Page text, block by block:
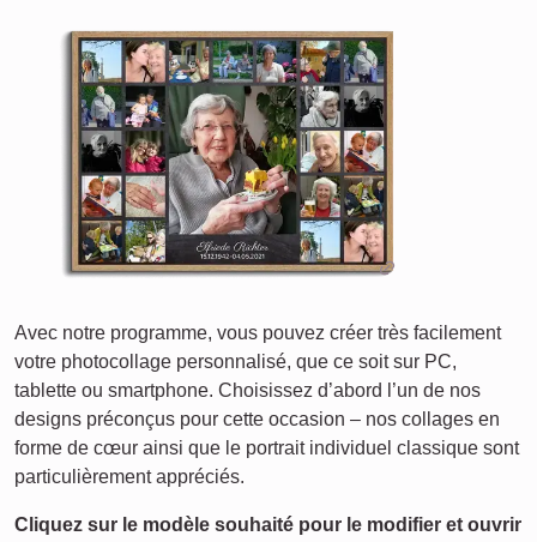
Avec notre programme, vous pouvez créer très facilement
votre photocollage personnalisé, que ce soit sur PC,
tablette ou smartphone. Choisissez d’abord l’un de nos
designs préconçus pour cette occasion – nos collages en
forme de cœur ainsi que le portrait individuel classique sont
particulièrement appréciés.
Cliquez sur le modèle souhaité pour le modifier et ouvrir